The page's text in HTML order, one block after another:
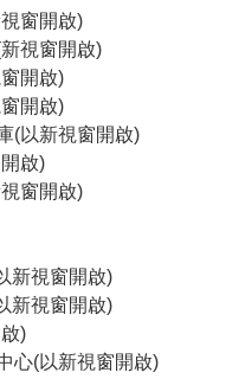
窗開啟)
視窗開啟)
開啟)
開啟)
(以新視窗開啟)
啟)
窗開啟)
新視窗開啟)
新視窗開啟)
)
心(以新視窗開啟)